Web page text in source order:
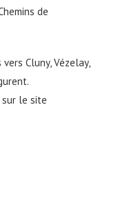
de
Cluny, Vézelay,
sur le site